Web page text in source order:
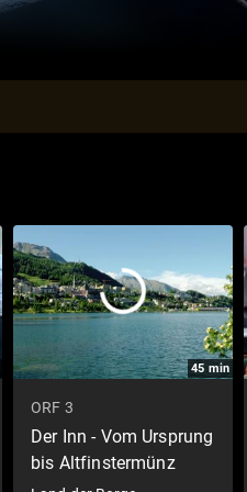
45 min
ORF 3
Der Inn - Vom Ursprung
bis Altfinstermünz